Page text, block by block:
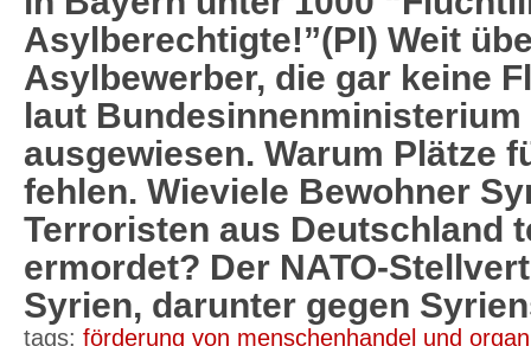
Asylberechtigte!”(PI) Weit
Asylbewerber, die gar keine
laut
ausgewiesen. Warum Plätze
fehlen. Wieviele Bewohner
Terroristen aus Deutschland
ermordet? Der NATO-
Syrien, darunter gegen
tags: förderung von menschenhandel und